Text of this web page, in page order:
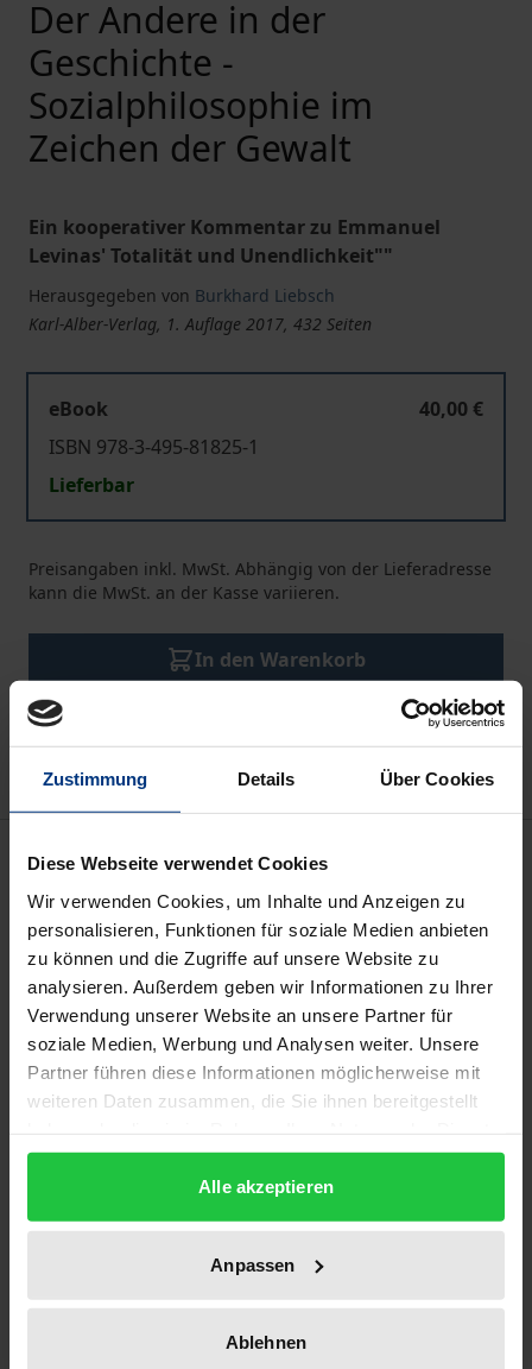
Zustimmung Details Über Cookies
Diese Webseite verwendet Cookies
Wir verwenden Cookies, um Inhalte und Anzeigen zu
personalisieren, Funktionen für soziale Medien anbieten
zu können und die Zugriffe auf unsere Website zu
analysieren. Außerdem geben wir Informationen zu Ihrer
Verwendung unserer Website an unsere Partner für
soziale Medien, Werbung und Analysen weiter. Unsere
Partner führen diese Informationen möglicherweise mit
weiteren Daten zusammen, die Sie ihnen bereitgestellt
gesammelt haben.
Alle akzeptieren
Anpassen
Ablehnen
Der Andere in der
Geschichte -
Sozialphilosophie im
Zeichen der Gewalt
Ein kooperativer Kommentar zu Emmanuel
Levinas' Totalität und Unendlichkeit""
Herausgegeben von Burkhard Liebsch
Karl-Alber-Verlag, 1. Auflage 2017, 432 Seiten
eBook
40,00 €
ISBN 978-3-495-81825-1
Lieferbar
Preisangaben inkl. MwSt. Abhängig von der Lieferadresse
kann die MwSt. an der Kasse variieren.
In den Warenkorb
Zur Wunschliste hinzufügen
Hinweise zu Versandkosten
Beschreibung
Levinas’ erstes Hauptwerk, Totalität und
Unendlichkeit, markiert den tiefsten Einschnitt in die
Geschichte der Philosophie, der nach dem Ende des
Zweiten Weltkriegs zu verzeichnen war. Wie kein
anderes steht es ganz unter dem Eindruck
radikalster Gewalt, die den europäischen Kontinent
unaufhebbare Alterität des Anderen entgegen, mit
der er einen unverfügbaren, zur Verantwortung für
den Anderen bestimmenden ethischen Anspruch
verbindet. So entfaltet Levinas die Grundfrage aller
gewaltsame Geschichte nicht „das letzte Wort“ hat.